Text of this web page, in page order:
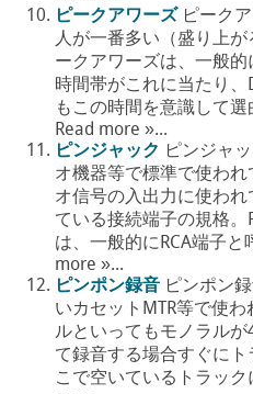
ピークアワーズ ピーク
人が一番多い（盛り上
ークアワーズは、一般
時間帯がこれに当たり、
もこの時間を意識して
Read more »...
ピンジャック
ピンジャ
オ機器等で標準で使わ
オ信号の入出力に使わ
ている接続端子の規格。
は、一般的にRCA端子
more »...
ピンポン録音 ピンポン
いカセットMTR等で使
ルといってもモノラル
て録音する場合すぐに
こで空いているトラッ